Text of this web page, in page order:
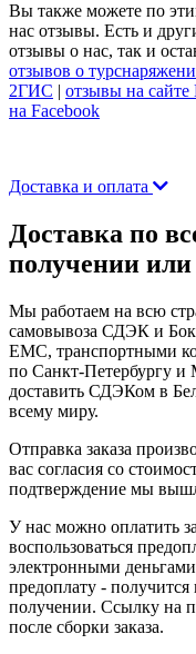
Вы также можете по
нас отзывы. Есть и
отзывы о нас, так и
отзывов о
2ГИС | отзывы на
на Facebook
Доставка и оплата
Доставка по
получении или
Мы работаем на всю
самовывоза СДЭК и
ЕМС, транспортными
по Санкт-Петербургу
доставить СДЭКом в
всему миру.
Отправка заказа
вас согласия со
подтверждение мы
У нас можно оплатить
воспользоваться
электронными
предоплату -
получении. Ссылку на
после сборки заказа.